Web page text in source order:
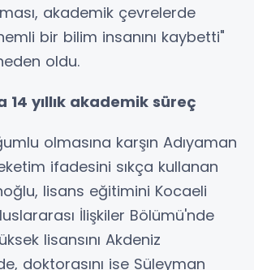
akademik çevrelerde
bir bilim insanını kaybetti"
oldu.
14 yıllık akademik süreç
olmasına karşın Adıyaman
ifadesini sıkça kullanan
lisans eğitimini Kocaeli
İlişkiler Bölümü'nde
lisansını Akdeniz
doktorasını ise Süleyman